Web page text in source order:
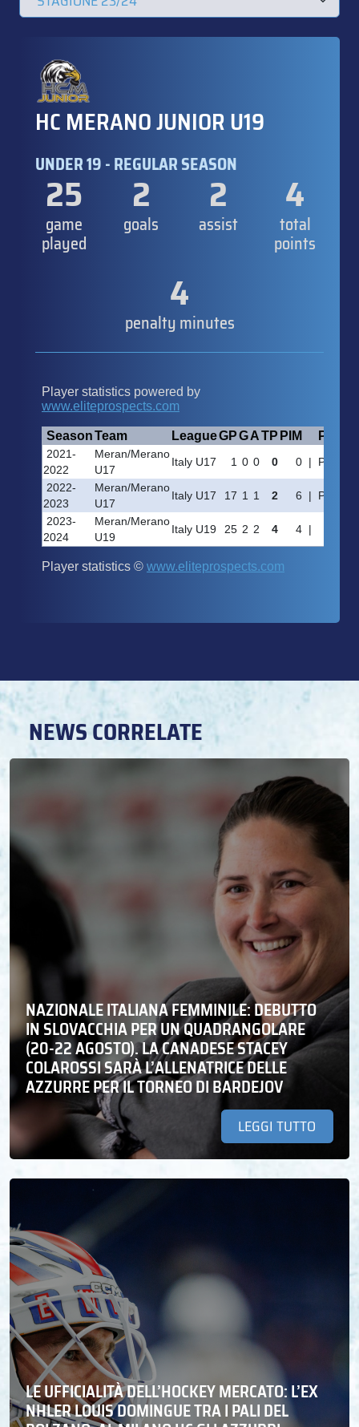
HC MERANO JUNIOR U19
UNDER 19 - REGULAR SEASON
25
game
played
2
goals
2
assist
4
total
points
4
penalty minutes
NEWS CORRELATE
NAZIONALE ITALIANA FEMMINILE: DEBUTTO
IN SLOVACCHIA PER UN QUADRANGOLARE
(20-22 AGOSTO). LA CANADESE STACEY
COLAROSSI SARÀ L’ALLENATRICE DELLE
AZZURRE PER IL TORNEO DI BARDEJOV
LEGGI TUTTO
LE UFFICIALITÀ DELL’HOCKEY MERCATO: L’EX
NHLER LOUIS DOMINGUE TRA I PALI DEL